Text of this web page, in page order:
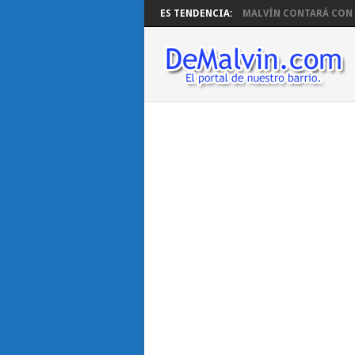
ES TENDENCIA: MALVÍN CONTARÁ CON